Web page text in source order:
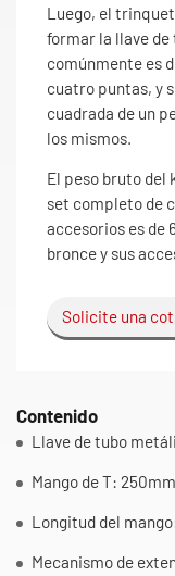
Luego, el
formar la llave
comúnmente es
cuatro puntas, y
cuadrada de un
los mismos.
El peso bruto del
set completo de
accesorios es de
bronce y sus
Solicite una
Contenido
Llave de tubo
Mango de T: 250mm
Longitud del
Mecanismo de